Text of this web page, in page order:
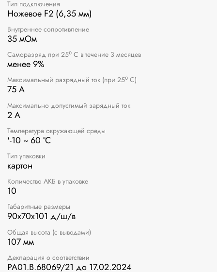
Тип подключения
Ножевое F2 (6,35 мм)
Внутреннее сопротивление
35 мОм
Саморазряд при 25⁰ С в течение 3 месяцев
менее 9%
Максимальный разрядный ток (при 25⁰ С)
75 А
Максимально допустимый зарядный ток
2 А
Температура окружающей среды
'-10 ~ 60 °C
Тип упаковки
картон
Количество АКБ в упаковке
10
Габаритные размеры
90x70x101 д/ш/в
Общая высота (с выводами)
107 мм
Декларация о соответствии
РА01.В.68069/21 до 17.02.2024